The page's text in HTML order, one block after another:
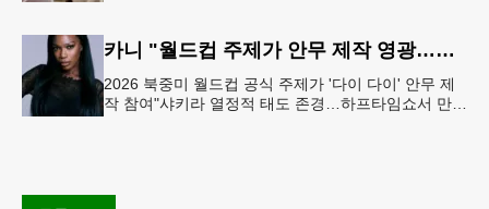
카니 "월드컵 주제가 안무 제작 영광…춤은 국경 없는 언어"
2026 북중미 월드컵 공식 주제가 '다이 다이' 안무 제
작 참여"샤키라 열정적 태도 존경…하프타임쇼서 만난